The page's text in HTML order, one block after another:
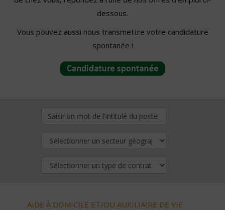
dessous.
Vous pouvez aussi nous transmettre votre candidature
spontanée !
AIDE À DOMICILE ET/OU AUXILIAIRE DE VIE